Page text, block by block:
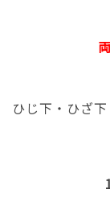
ひじ下・ひざ